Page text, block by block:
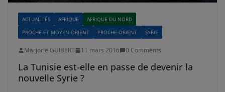
ACTUALITÉS AFRIQUE
AFRIQUE DU NORD
PROCHE ET MOYEN-ORIENT
PROCHE-ORIENT SYRIE
Marjorie GUIBERT 11 mars 2016 0 Comments
La Tunisie est-elle en passe de devenir la
nouvelle Syrie ?